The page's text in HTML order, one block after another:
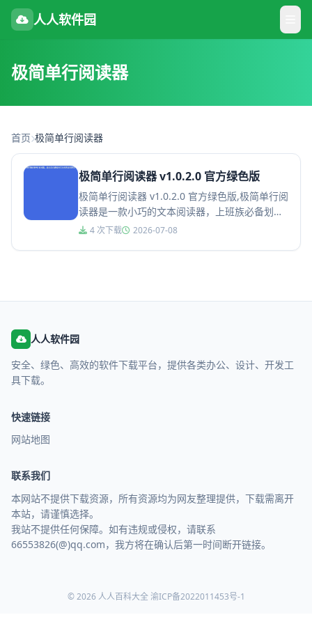
人人软件园
极简单行阅读器
首页 极简单行阅读器
极简单行阅读器 v1.0.2.0 官方绿色版
极简单行阅读器 v1.0.2.0 官方绿色版,极简单行阅
读器是一款小巧的文本阅读器，上班族必备划水
神器，边工作边听书还带字幕，既有效率还能缓
4 次下载 2026-07-08
人人软件园
安全、绿色、高效的软件下载平台，提供各类办公、设计、开发工
具下载。
快速链接
网站地图
联系我们
本网站不提供下载资源，所有资源均为网友整理提供，下载需离开
本站，请谨慎选择。
我站不提供任何保障。如有违规或侵权，请联系
66553826(@)qq.com，我方将在确认后第一时间断开链接。
© 2026 人人百科大全渝ICP备2022011453号-1